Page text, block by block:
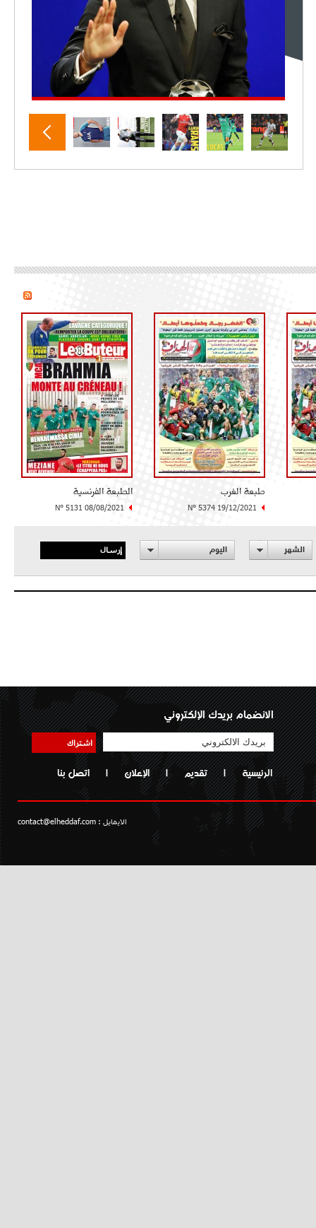
طبعة الغرب
N° 5374 19/12/2021
الطبعة الفرنسية
N° 5131 08/08/2021
الشهر اليوم إرسال
الانضمام بريدك الإلكتروني
اشتراك
الرئيسية | تقديم | الإعلان | اتصل بنا
الايمايل : contact@elheddaf.com